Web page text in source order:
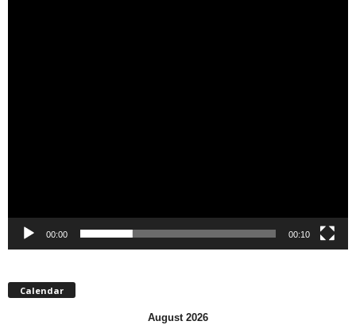
00:00 00:10
Calendar
August 2026